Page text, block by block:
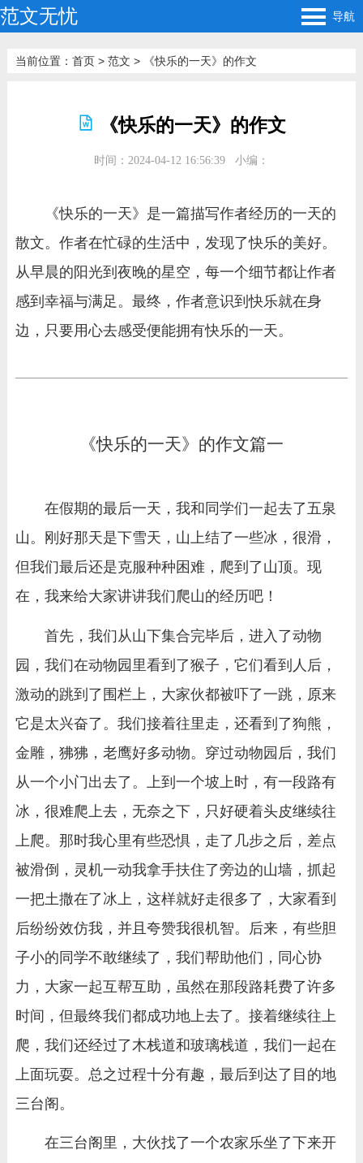
范文无忧 导航
当前位置： 首页> 范文 > 《快乐的一天》的作文
《快乐的一天》的作文
时间：2024-04-12 16:56:39 小编：
《快乐的一天》是一篇描写作者经历的一天的
散文。作者在忙碌的生活中，发现了快乐的美好。
从早晨的阳光到夜晚的星空，每一个细节都让作者
感到幸福与满足。最终，作者意识到快乐就在身
边，只要用心去感受便能拥有快乐的一天。
《快乐的一天》的作文篇一
在假期的最后一天，我和同学们一起去了五泉
山。刚好那天是下雪天，山上结了一些冰，很滑，
但我们最后还是克服种种困难，爬到了山顶。现
在，我来给大家讲讲我们爬山的经历吧！
首先，我们从山下集合完毕后，进入了动物
园，我们在动物园里看到了猴子，它们看到人后，
激动的跳到了围栏上，大家伙都被吓了一跳，原来
它是太兴奋了。我们接着往里走，还看到了狗熊，
金雕，狒狒，老鹰好多动物。穿过动物园后，我们
从一个小门出去了。上到一个坡上时，有一段路有
冰，很难爬上去，无奈之下，只好硬着头皮继续往
上爬。那时我心里有些恐惧，走了几步之后，差点
被滑倒，灵机一动我拿手扶住了旁边的山墙，抓起
一把土撒在了冰上，这样就好走很多了，大家看到
后纷纷效仿我，并且夸赞我很机智。后来，有些胆
子小的同学不敢继续了，我们帮助他们，同心协
力，大家一起互帮互助，虽然在那段路耗费了许多
时间，但最终我们都成功地上去了。接着继续往上
爬，我们还经过了木栈道和玻璃栈道，我们一起在
上面玩耍。总之过程十分有趣，最后到达了目的地
三台阁。
在三台阁里，大伙找了一个农家乐坐了下来开